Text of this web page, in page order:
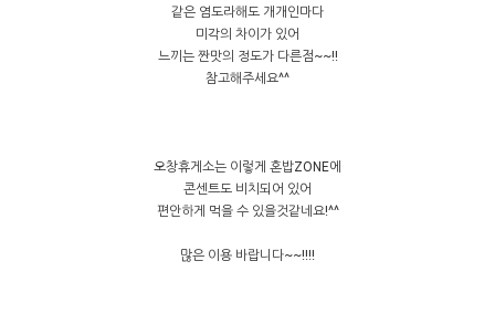
같은 염도라해도 개개인마다
미각의 차이가 있어
느끼는 짠맛의 정도가 다른점~~!!
참고해주세요^^
오창휴게소는 이렇게 혼밥ZONE에
콘센트도 비치되어 있어
편안하게 먹을 수 있을것같네요!^^
많은 이용 바랍니다~~!!!!